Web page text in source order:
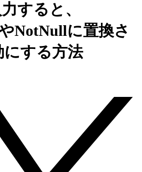
すると、
NotNullに置換さ
する方法